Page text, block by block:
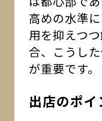
高めの水準
用を抑えつ
合、こうし
が重要です。
出店のポイ